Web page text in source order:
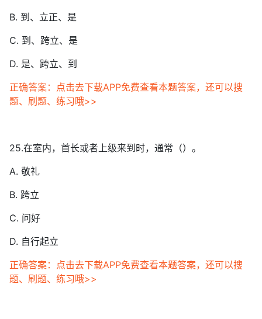
B. 到、立正、是
C. 到、跨立、是
D. 是、跨立、到
正确答案：点击去下载APP免费查看本题答案，还可以搜
题、刷题、练习哦>>
25.在室内，首长或者上级来到时，通常（）。
A. 敬礼
B. 跨立
C. 问好
D. 自行起立
正确答案：点击去下载APP免费查看本题答案，还可以搜
题、刷题、练习哦>>